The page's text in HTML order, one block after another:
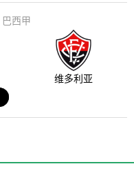
巴西甲
维多利亚